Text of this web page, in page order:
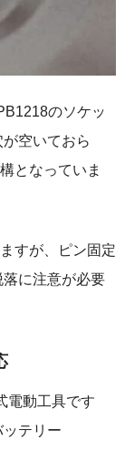
のソケッ
空いておら
となっていま
すが、ピン固定
に注意が必要
電動工具です
テリー